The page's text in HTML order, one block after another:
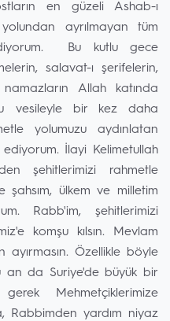
en güzeli Ashab-ı
ayrılmayan tüm
Bu kutlu gece
salavat-ı şerifelerin,
Allah katında
vesileyle bir kez daha
yolumuzu aydınlatan
İlayi Kelimetullah
şehitlerimizi rahmetle
şahsım, ülkem ve milletim
Rabb'im, şehitlerimizi
komşu kılsın. Mevlam
Özellikle böyle
an da Suriye'de büyük bir
Mehmetçiklerimize
Rabbimden yardım niyaz